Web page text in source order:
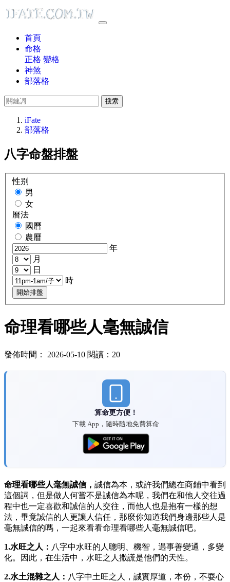
首頁
命格
正格 變格
神煞
部落格
搜索
iFate
部落格
八字命盤排盤
性别
男
女
曆法
國曆
農曆
年
月
日
時
開始排盤
命理看哪些人毫無誠信
發佈時間： 2026-05-10 閱讀：20
算命更方便！
下載 App，隨時隨地免費算命
命理看哪些人毫無誠信， 誠信為本，或許我們總在商鋪中看到
這個詞，但是做人何嘗不是誠信為本呢，我們在和他人交往過
程中也一定喜歡和誠信的人交往，而他人也是抱有一樣的想
法，畢竟誠信的人更讓人信任，那麼你知道我們身邊那些人是
毫無誠信的嗎，一起來看看命理看哪些人毫無誠信吧。
1.水旺之人： 八字中水旺的人聰明、機智，遇事善變通，多變
化。因此，在生活中，水旺之人撒謊是他們的天性。
2.水土混雜之人： 八字中土旺之人，誠實厚道，本份，不耍心